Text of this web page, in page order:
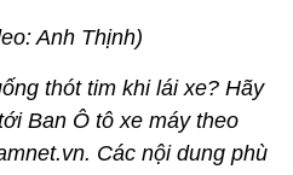
Anh Thịnh)
thót tim khi lái xe? Hãy
Ban Ô tô xe máy theo
Các nội dung phù